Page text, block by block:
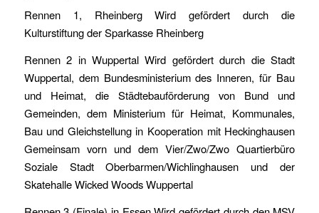
Rennen 1, Rheinberg Wird gefördert durch die
Kulturstiftung der Sparkasse Rheinberg
Rennen 2 in Wuppertal Wird gefördert durch die Stadt
Wuppertal, dem Bundesministerium des Inneren, für Bau
und Heimat, die Städtebauförderung von Bund und
Gemeinden, dem Ministerium für Heimat, Kommunales,
Bau und Gleichstellung in Kooperation mit Heckinghausen
Gemeinsam vorn und dem Vier/Zwo/Zwo Quartierbüro
Soziale Stadt Oberbarmen/Wichlinghausen und der
Skatehalle Wicked Woods Wuppertal